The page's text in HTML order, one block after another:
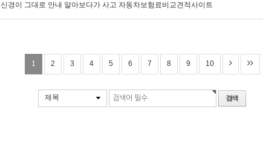
신경이 그대로 안내 알아보다가 사고 자동차보험료비교견적사이트
1 2 3 4 5 6 7 8 9 10
제목